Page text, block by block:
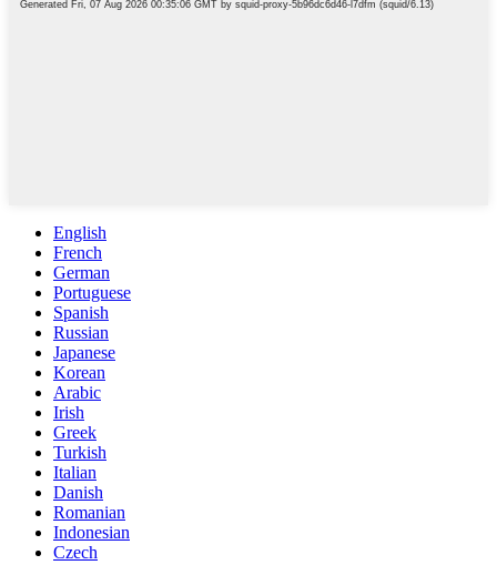
English
French
German
Portuguese
Spanish
Russian
Japanese
Korean
Arabic
Irish
Greek
Turkish
Italian
Danish
Romanian
Indonesian
Czech